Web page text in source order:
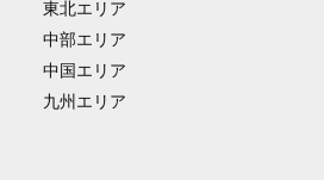
東北エリア
中部エリア
中国エリア
九州エリア